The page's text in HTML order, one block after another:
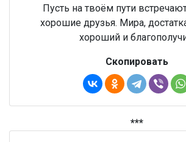
Пусть на твоём пути
хорошие друзья. Мира,
хороший и
Скопировать
***